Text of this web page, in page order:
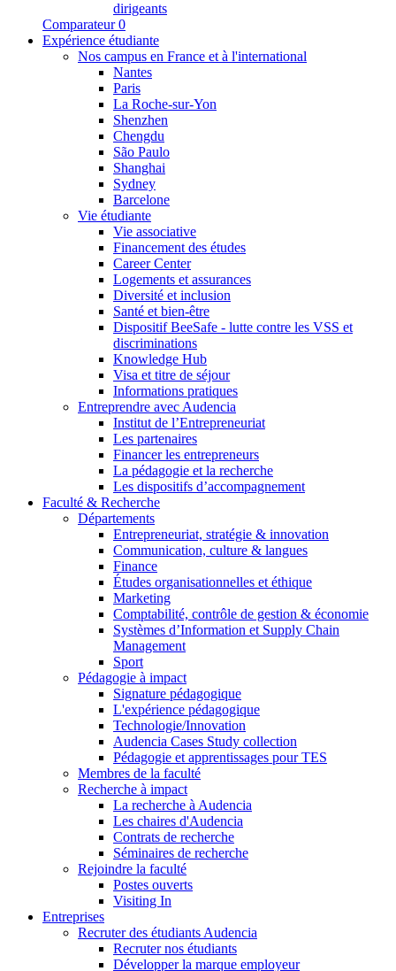
dirigeants
Comparateur 0
Expérience étudiante
Nos campus en France et à l'international
Nantes
Paris
La Roche-sur-Yon
Shenzhen
Chengdu
São Paulo
Shanghai
Sydney
Barcelone
Vie étudiante
Vie associative
Financement des études
Career Center
Logements et assurances
Diversité et inclusion
Santé et bien-être
Dispositif BeeSafe - lutte contre les VSS et
discriminations
Knowledge Hub
Visa et titre de séjour
Informations pratiques
Entreprendre avec Audencia
Institut de l’Entrepreneuriat
Les partenaires
Financer les entrepreneurs
La pédagogie et la recherche
Les dispositifs d’accompagnement
Faculté & Recherche
Départements
Entrepreneuriat, stratégie & innovation
Communication, culture & langues
Finance
Études organisationnelles et éthique
Marketing
Comptabilité, contrôle de gestion & économie
Systèmes d’Information et Supply Chain
Management
Sport
Pédagogie à impact
Signature pédagogique
L'expérience pédagogique
Technologie/Innovation
Audencia Cases Study collection
Pédagogie et apprentissages pour TES
Membres de la faculté
Recherche à impact
La recherche à Audencia
Les chaires d'Audencia
Contrats de recherche
Séminaires de recherche
Rejoindre la faculté
Postes ouverts
Visiting In
Entreprises
Recruter des étudiants Audencia
Recruter nos étudiants
Développer la marque employeur